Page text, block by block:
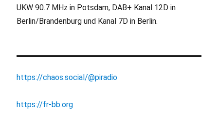
UKW 90.7 MHz in Potsdam, DAB+ Kanal 12D in
Berlin/Brandenburg und Kanal 7D in Berlin.
https://chaos.social/@piradio
https://fr-bb.org